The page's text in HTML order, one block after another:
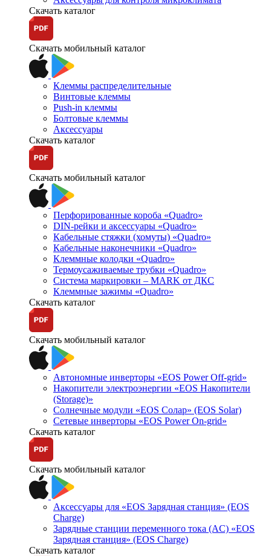
Скачать каталог
Скачать мобильный каталог
Клеммы распределительные
Винтовые клеммы
Push-in клеммы
Болтовые клеммы
Аксессуары
Скачать каталог
Скачать мобильный каталог
Перфорированные короба «Quadro»
DIN-рейки и аксессуары «Quadro»
Кабельные стяжки (хомуты) «Quadro»
Кабельные наконечники «Quadro»
Клеммные колодки «Quadro»
Термоусаживаемые трубки «Quadro»
Система маркировки – MARK от ДКС
Клеммные зажимы «Quadro»
Скачать каталог
Скачать мобильный каталог
Автономные инверторы «EOS Power Off-grid»
Накопители электроэнергии «EOS Накопители
(Storage)»
Солнечные модули «EOS Солар» (EOS Solar)
Сетевые инверторы «EOS Power On-grid»
Скачать каталог
Скачать мобильный каталог
Аксессуары для «EOS Зарядная станция» (EOS
Charge)
Зарядные станции переменного тока (AC) «EOS
Зарядная станция» (EOS Charge)
Скачать каталог